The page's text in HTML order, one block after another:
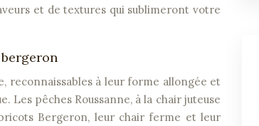
et de textures qui sublimeront votre
reconnaissables à leur forme allongée et
Les pêches Roussanne, à la chair juteuse
Bergeron, leur chair ferme et leur